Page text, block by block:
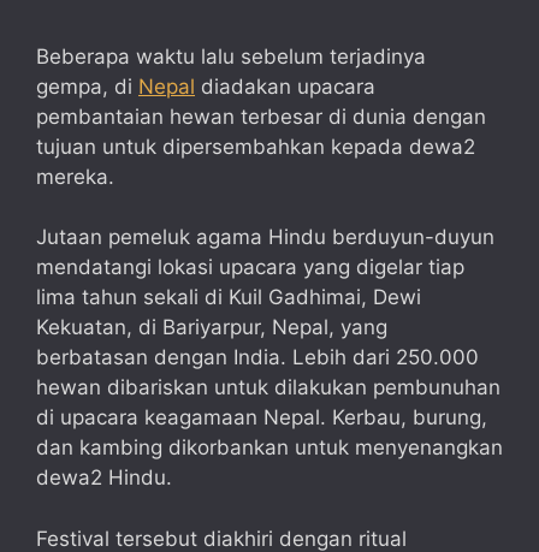
Beberapa waktu lalu sebelum terjadinya
gempa, di Nepal diadakan upacara
pembantaian hewan terbesar di dunia dengan
tujuan untuk dipersembahkan kepada dewa2
mereka.
Jutaan pemeluk agama Hindu berduyun-duyun
mendatangi lokasi upacara yang digelar tiap
lima tahun sekali di Kuil Gadhimai, Dewi
Kekuatan, di Bariyarpur, Nepal, yang
berbatasan dengan India. Lebih dari 250.000
hewan dibariskan untuk dilakukan pembunuhan
di upacara keagamaan Nepal. Kerbau, burung,
dan kambing dikorbankan untuk menyenangkan
dewa2 Hindu.
Festival tersebut diakhiri dengan ritual